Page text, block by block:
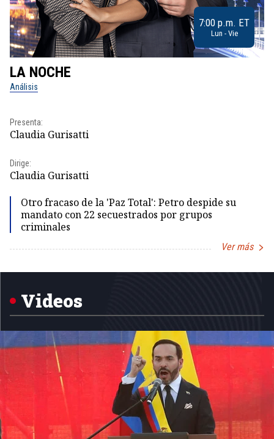
7:00 p.m. ET
Lun - Vie
LA NOCHE
Análisis
Presenta:
Claudia Gurisatti
Dirige:
Claudia Gurisatti
Otro fracaso de la 'Paz Total': Petro despide su
mandato con 22 secuestrados por grupos
criminales
Ver más
1
Videos